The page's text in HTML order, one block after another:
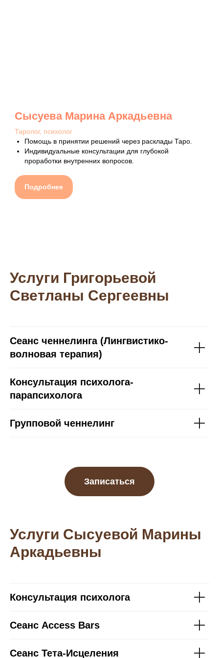
Сысуева Марина Аркадьевна
Таролог, психолог
Помощь в принятии решений через расклады Таро.
Индивидуальные консультации для глубокой
проработки внутренних вопросов.
Подробнее
Услуги Григорьевой
Светланы Сергеевны
Сеанс ченнелинга (Лингвистико-
волновая терапия)
Консультация психолога-
парапсихолога
Групповой ченнелинг
Записаться
Услуги Сысуевой Марины
Аркадьевны
Консультация психолога
Сеанс Access Bars
Сеанс Тета-Исцеления